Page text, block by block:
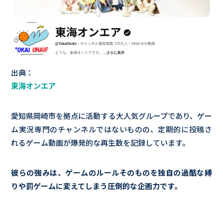
出典：
東海オンエア
愛知県岡崎市を拠点に活動する大人気グループであり、ゲー
ム実況専門のチャンネルではないものの、定期的に投稿さ
れるゲーム動画が爆発的な再生数を記録しています。
彼らの強みは、ゲームのルールそのものを独自の過酷な縛
りや罰ゲームに変えてしまう圧倒的な企画力です。